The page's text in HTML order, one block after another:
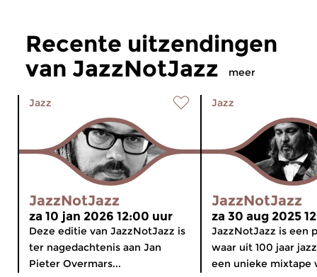
Recente uitzendingen
van JazzNotJazz
meer
Jazz
JazzNotJazz
za 10 jan 2026 12:00 uur
Deze editie van JazzNotJazz is
ter nagedachtenis aan Jan
Pieter Overmars...
Jazz
JazzNotJazz
za 30 aug 2025
JazzNotJazz is een
waar uit 100 jaar
een unieke mixtape